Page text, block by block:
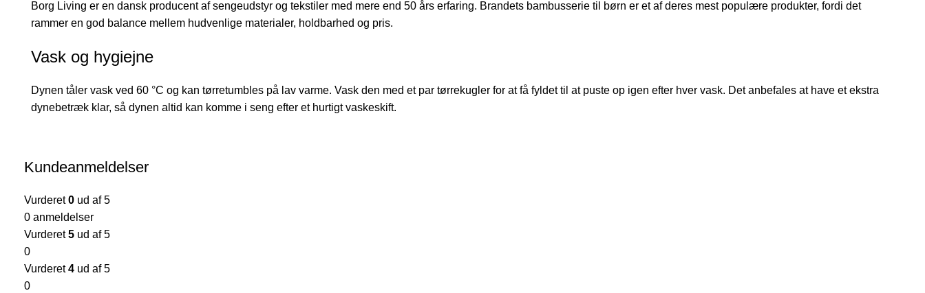
Borg Living er en dansk producent af sengeudstyr og tekstiler med mere end 50 års erfaring. Brandets bambusserie til børn er et af deres mest populære produkter, fordi det
rammer en god balance mellem hudvenlige materialer, holdbarhed og pris.
Vask og hygiejne
Dynen tåler vask ved 60 °C og kan tørretumbles på lav varme. Vask den med et par tørrekugler for at få fyldet til at puste op igen efter hver vask. Det anbefales at have et ekstra
dynebetræk klar, så dynen altid kan komme i seng efter et hurtigt vaskeskift.
Kundeanmeldelser
Vurderet0 ud af 5
0 anmeldelser
Vurderet5 ud af 5
0
Vurderet4 ud af 5
0